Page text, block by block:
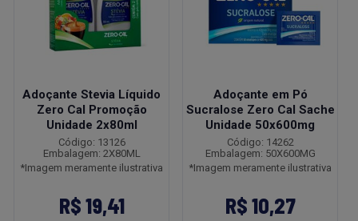
Adoçante Stevia Líquido
Zero Cal Promoção
Unidade 2x80ml
Código: 13126
Embalagem: 2X80ML
*Imagem meramente ilustrativa
R$ 19,41
Adoçante em Pó
Sucralose Zero Cal Sache
Unidade 50x600mg
Código: 14262
Embalagem: 50X600MG
*Imagem meramente ilustrativa
R$ 10,27